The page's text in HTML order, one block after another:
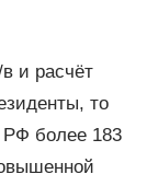
и расчёт
то
РФ более 183